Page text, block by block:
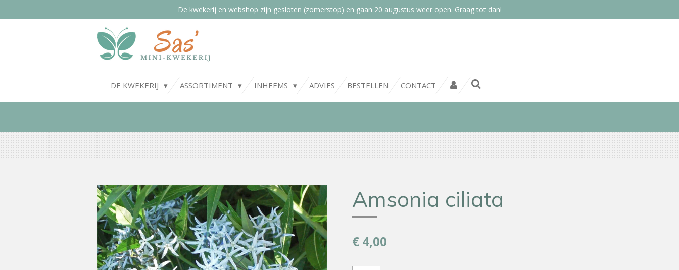
De kwekerij en webshop zijn gesloten (zomerstop) en gaan 20 augustus weer open. Graag tot dan!
DE KWEKERIJ ASSORTIMENT INHEEMS ADVIES BESTELLEN CONTACT
Amsonia ciliata
€ 4,00